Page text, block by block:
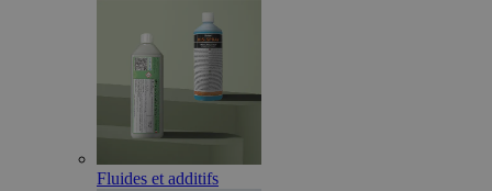
Fluides et additifs